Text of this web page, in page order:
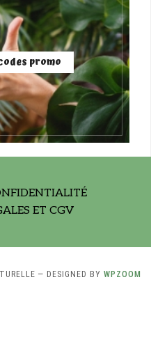
promo
ET CGV
— DESIGNED BY WPZOOM